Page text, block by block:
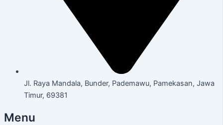
Jl. Raya Mandala, Bunder, Pademawu, Pamekasan, Jawa
Timur, 69381
Menu